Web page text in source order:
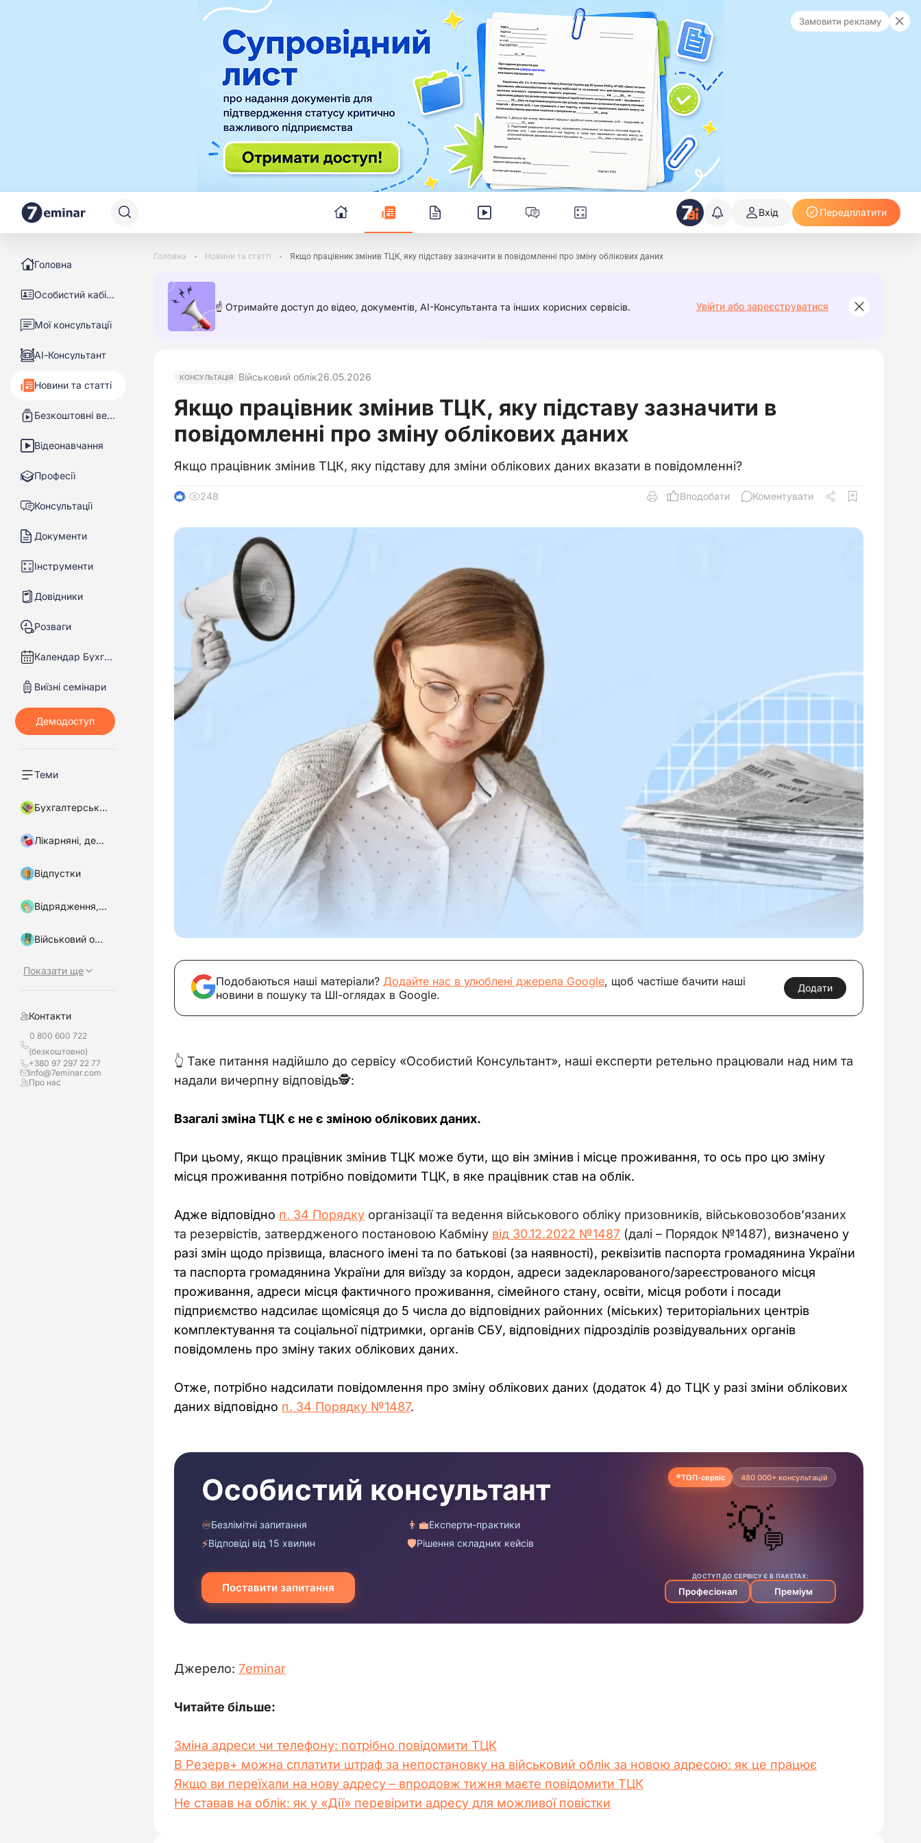
Замовити рекламу
Вхід Передплатити
Головна
Особистий кабінет
Мої консультації
АІ-Консультант
Новини та статті
Безкоштовні вебінари
Відеонавчання
Професії
Консультації
Документи
Інструменти
Довідники
Розваги
Календар Бухгалтера
Виїзні семінари
Теми
Бухгалтерський облік
Лікарняні, декретні
Відпустки
Відрядження, підзвітні кошти
Військовий облік, бронювання
Показати ще
Контакти
0 800 600 722
(безкоштовно)
+380 97 297 22 77
info@7eminar.com
Про нас
Головна Новини та статті Якщо працівник змінив ТЦК, яку підставу зазначити в повідомленні про зміну облікових даних
☝️ Отримайте доступ до відео, документів, AI-Консультанта та інших корисних сервісів. Увійти або зареєструватися
КОНСУЛЬТАЦІЯ Військовий облік26.05.2026
Якщо працівник змінив ТЦК, яку підставу зазначити в
повідомленні про зміну облікових даних
Якщо працівник змінив ТЦК, яку підставу для зміни облікових даних вказати в повідомленні?
6 248 Вподобати Коментувати
Подобаються наші матеріали? Додайте нас в улюблені джерела Google, щоб частіше бачити наші
новини в пошуку та ШІ-оглядах в Google.
Додати
👆 Таке питання надійшло до сервісу «Особистий Консультант», наші експерти ретельно працювали над ним та
надали вичерпну відповідь🕵️:
Взагалі зміна ТЦК є не є зміною облікових даних.
При цьому, якщо працівник змінив ТЦК може бути, що він змінив і місце проживання, то ось про цю зміну
місця проживання потрібно повідомити ТЦК, в яке працівник став на облік.
Адже відповідно п. 34 Порядку організації та ведення військового обліку призовників, військовозобов’язаних
та резервістів, затвердженого постановою Кабміну від 30.12.2022 №1487 (далі – Порядок №1487), визначено у
разі змін щодо прізвища, власного імені та по батькові (за наявності), реквізитів паспорта громадянина України
та паспорта громадянина України для виїзду за кордон, адреси задекларованого/зареєстрованого місця
проживання, адреси місця фактичного проживання, сімейного стану, освіти, місця роботи і посади
підприємство надсилає щомісяця до 5 числа до відповідних районних (міських) територіальних центрів
комплектування та соціальної підтримки, органів СБУ, відповідних підрозділів розвідувальних органів
повідомлень про зміну таких облікових даних.
Отже, потрібно надсилати повідомлення про зміну облікових даних (додаток 4) до ТЦК у разі зміни облікових
даних відповідно п. 34 Порядку №1487.
Джерело: 7еminar
Читайте більше:
Зміна адреси чи телефону: потрібно повідомити ТЦК
В Резерв+ можна сплатити штраф за непостановку на військовий облік за новою адресою: як це працює
Якщо ви переїхали на нову адресу – впродовж тижня маєте повідомити ТЦК
Не ставав на облік: як у «Дії» перевірити адресу для можливої повістки